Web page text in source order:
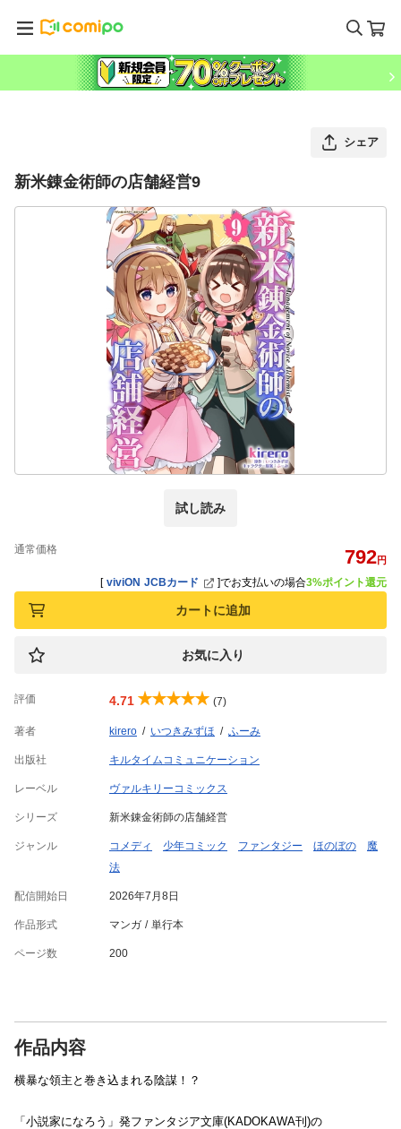
シェア
新米錬金術師の店舗経営9
試し読み
通常価格 792円
[ viviON JCBカード ]でお支払いの場合3%ポイント還元
カートに追加
お気に入り
評価 4.71 (7)
著者 kirero いつきみずほ ふーみ
出版社 キルタイムコミュニケーション
レーベル ヴァルキリーコミックス
シリーズ 新米錬金術師の店舗経営
ジャンル コメディ 少年コミック ファンタジー ほのぼの
魔
法
配信開始日 2026年7月8日
作品形式 マンガ 単行本
ページ数 200
作品内容
横暴な領主と巻き込まれる陰謀！？
「小説家になろう」発ファンタジア文庫(KADOKAWA刊)の